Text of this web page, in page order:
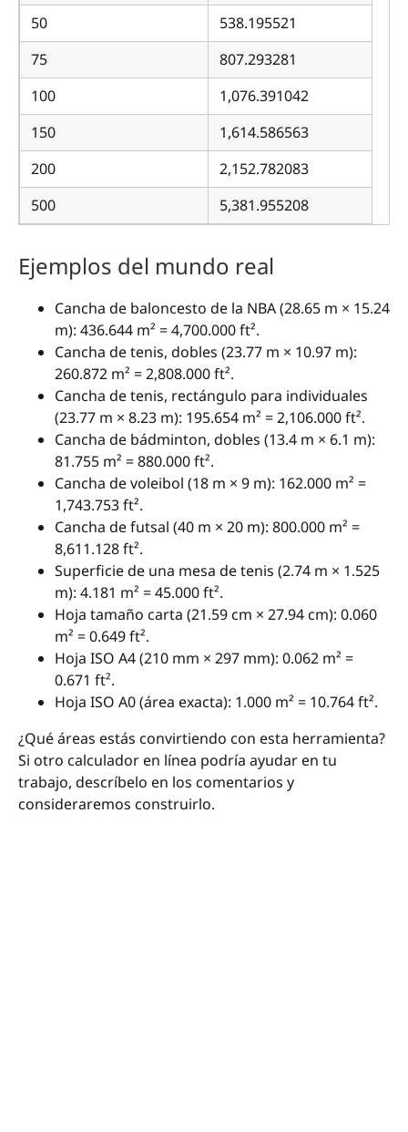
50
538.195521
75
807.293281
100
1,076.391042
150
1,614.586563
200
2,152.782083
500
5,381.955208
Ejemplos del mundo real
Cancha de baloncesto de la NBA (28.65 m × 15.24
m): 436.644 m² = 4,700.000 ft².
Cancha de tenis, dobles (23.77 m × 10.97 m):
260.872 m² = 2,808.000 ft².
Cancha de tenis, rectángulo para individuales
(23.77 m × 8.23 m): 195.654 m² = 2,106.000 ft².
Cancha de bádminton, dobles (13.4 m × 6.1 m):
81.755 m² = 880.000 ft².
Cancha de voleibol (18 m × 9 m): 162.000 m² =
1,743.753 ft².
Cancha de futsal (40 m × 20 m): 800.000 m² =
8,611.128 ft².
Superficie de una mesa de tenis (2.74 m × 1.525
m): 4.181 m² = 45.000 ft².
Hoja tamaño carta (21.59 cm × 27.94 cm): 0.060
m² = 0.649 ft².
Hoja ISO A4 (210 mm × 297 mm): 0.062 m² =
0.671 ft².
Hoja ISO A0 (área exacta): 1.000 m² = 10.764 ft².
¿Qué áreas estás convirtiendo con esta herramienta?
Si otro calculador en línea podría ayudar en tu
trabajo, descríbelo en los comentarios y
consideraremos construirlo.